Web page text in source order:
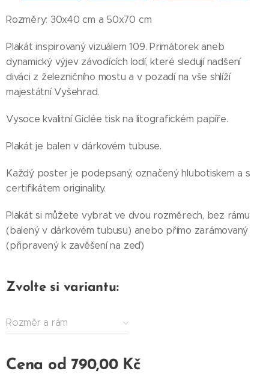
Rozměry: 30x40 cm a 50x70 cm
Plakát inspirovaný vizuálem 109. Primátorek aneb
dynamický výjev závodících lodí, které sledují nadšení
diváci z železničního mostu a v pozadí na vše shlíží
majestátní Vyšehrad.
Vysoce kvalitní Giclée tisk na litografickém papíře.
Plakát je balen v dárkovém tubuse.
Každý poster je podepsaný, označený hlubotiskem a s
certifikátem originality.
Plakát si můžete vybrat ve dvou rozměrech, bez rámu
(balený v dárkovém tubusu) anebo přímo zarámovaný
(připravený k zavěšení na zeď)
Zvolte si variantu:
Rozměr a rám
Cena od 790,00Kč